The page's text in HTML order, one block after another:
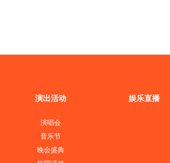
演出活动
演唱会
音乐节
晚会盛典
娱乐直播